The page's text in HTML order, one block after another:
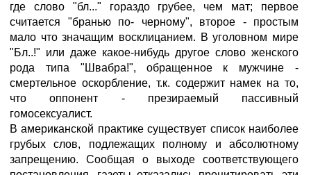
где слово "бл..." гораздо грубее, чем мат; первое
считается "бранью по- черному", второе - простым
мало что значащим восклицанием. В уголовном мире
"Бл..!" или даже какое-нибудь другое слово женского
рода типа "Швабра!", обращенное к мужчине -
смертельное оскорбление, т.к. содержит намек на то,
что оппонент - презираемый пассивный
гомосексуалист.
В американской практике существует список наиболее
грубых слов, подлежащих полному и абсолютному
запрещению. Сообщая о выходе соответствующего